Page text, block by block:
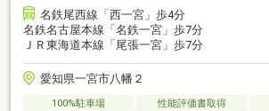
名鉄尾西線「西一宮」歩4分
名鉄名古屋本線「名鉄一宮」歩7分
ＪＲ東海道本線「尾張一宮」歩7分
愛知県一宮市八幡２
100%駐車場 性能評価書取得